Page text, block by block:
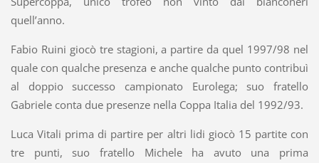
quell’anno.
Fabio Ruini giocò tre stagioni, a partire da quel 1997/98 nel
quale con qualche presenza e anche qualche punto contribuì
al doppio successo campionato Eurolega; suo fratello
Gabriele conta due presenze nella Coppa Italia del 1992/93.
Luca Vitali prima di partire per altri lidi giocò 15 partite con
tre punti, suo fratello Michele ha avuto una prima